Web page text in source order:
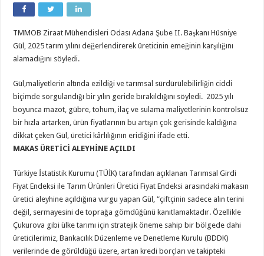
TMMOB Ziraat Mühendisleri Odası Adana Şube II. Başkanı Hüsniye
Gül, 2025 tarım yılını değerlendirerek üreticinin emeğinin karşılığını
alamadığını söyledi.
Gül,maliyetlerin altında ezildiği ve tarımsal sürdürülebilirliğin ciddi
biçimde sorgulandığı bir yılın geride bırakıldığını söyledi. 2025 yılı
boyunca mazot, gübre, tohum, ilaç ve sulama maliyetlerinin kontrolsüz
bir hızla artarken, ürün fiyatlarının bu artışın çok gerisinde kaldığına
dikkat çeken Gül, üretici kârlılığının eridiğini ifade etti.
MAKAS ÜRETİCİ ALEYHİNE AÇILDI
Türkiye İstatistik Kurumu (TÜİK) tarafından açıklanan Tarımsal Girdi
Fiyat Endeksi ile Tarım Ürünleri Üretici Fiyat Endeksi arasındaki makasın
üretici aleyhine açıldığına vurgu yapan Gül, “çiftçinin sadece alın terini
değil, sermayesini de toprağa gömdüğünü kanıtlamaktadır. Özellikle
Çukurova gibi ülke tarımı için stratejik öneme sahip bir bölgede dahi
üreticilerimiz, Bankacılık Düzenleme ve Denetleme Kurulu (BDDK)
verilerinde de görüldüğü üzere, artan kredi borçları ve takipteki